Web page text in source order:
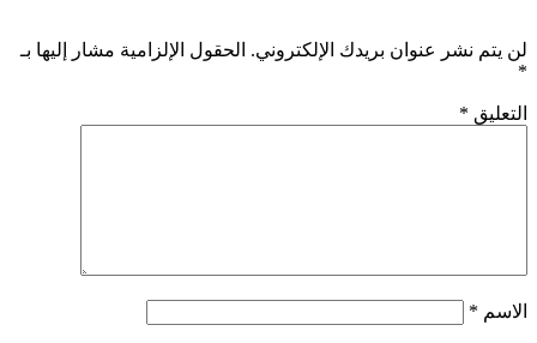
لن يتم نشر عنوان بريدك الإلكتروني. الحقول الإلزامية مشار إليها بـ
*
التعليق *
الاسم *